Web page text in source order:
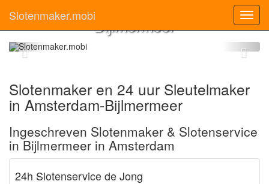
Slotenmaker.mobiAmsterdam-
Bijlmermeer
Slotenmaker en 24 uur Sleutelmaker
in Amsterdam-Bijlmermeer
Ingeschreven Slotenmaker & Slotenservice
in Bijlmermeer in Amsterdam
24h Slotenservice de Jong